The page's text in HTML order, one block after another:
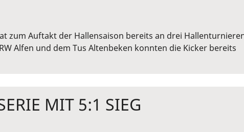
zum Auftakt der Hallensaison bereits an drei
Alfen und dem Tus Altenbeken konnten die Kicker bereits
MIT 5:1 SIEG